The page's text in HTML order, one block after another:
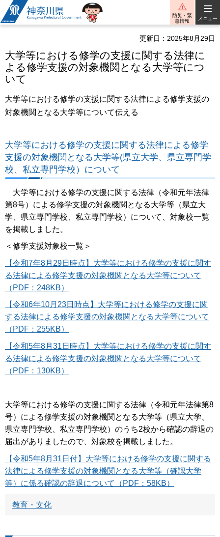
神奈川県
防災・緊
急情報
メニュー
更新日：2025年8月29日
大学等における修学の支援に関する法律に
よる修学支援の対象機関となる大学等につ
いて
大学等における修学の支援に関する法律による修学支援の
対象機関となる大学等について伝える
大学等における修学の支援に関する法律による修学
支援の対象機関となる大学等(県立大学、県立専門学
校、私立専門学校）について
大学等における修学の支援に関する法律（令和元年法律
第8号）による修学支援の対象機関となる大学等（県立大
学、県立専門学校、私立専門学校）について、対象校一覧
を掲載しました。
＜修学支援対象校一覧＞
【令和7年8月29日時点】大学等における修学の支援に関す
る法律による修学支援の対象機関となる大学等について
（PDF：248KB）
【令和6年10月23日時点】大学等における修学の支援に関
する法律による修学支援の対象機関となる大学等について
（PDF：255KB）
【令和5年8月31日時点】大学等における修学の支援に関す
る法律による修学支援の対象機関となる大学等について
（PDF：130KB）
大学等における修学の支援に関する法律（令和元年法律第8
号）による修学支援の対象機関となる大学等（県立大学、
県立専門学校、私立専門学校）のうち2校から確認の辞退の
届出がありましたので、対象校を掲載しました。
【令和5年8月31日付】大学等における修学の支援に関する
法律による修学支援の対象機関となる大学等（確認大学
等）に係る確認の辞退について（PDF：58KB）
教育・文化